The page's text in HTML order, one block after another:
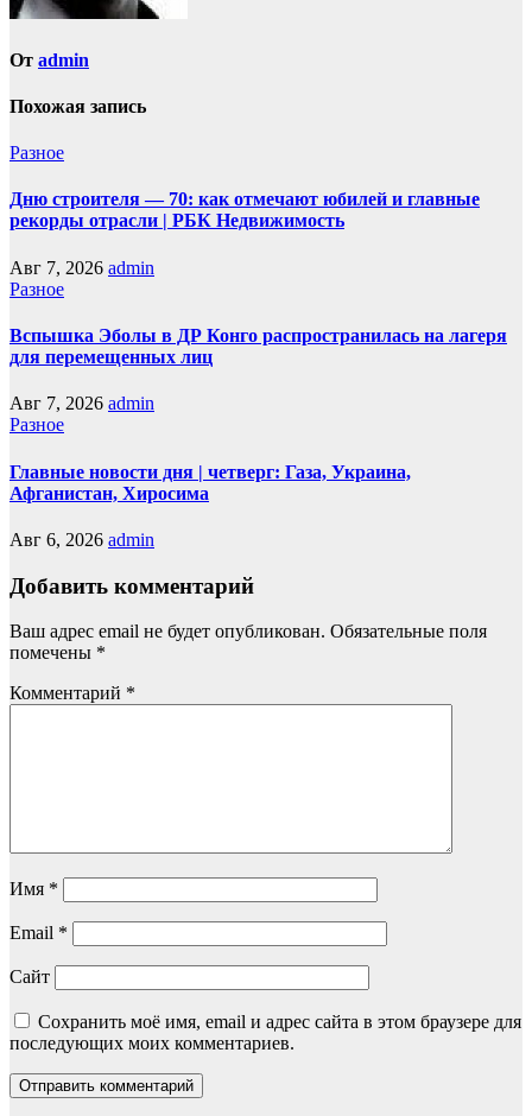
От admin
Похожая запись
Разное
Дню строителя — 70: как отмечают юбилей и главные
рекорды отрасли | РБК Недвижимость
Авг 7, 2026 admin
Разное
Вспышка Эболы в ДР Конго распространилась на лагеря
для перемещенных лиц
Авг 7, 2026 admin
Разное
Главные новости дня | четверг: Газа, Украина,
Афганистан, Хиросима
Авг 6, 2026 admin
Добавить комментарий
Ваш адрес email не будет опубликован. Обязательные поля
помечены *
Комментарий *
Имя *
Email *
Сайт
Сохранить моё имя, email и адрес сайта в этом браузере для
последующих моих комментариев.